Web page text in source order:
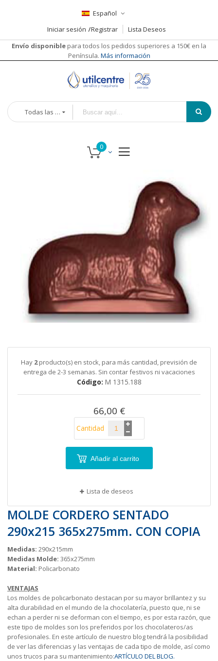
Español
Iniciar sesión
Registrar
Lista Deseos
Envío disponible para todos los pedidos superiores a 150€ en la
Península. Más información
Todas las categorías
comienzo
galería
imágenes
Hay 2producto(s) en stock, para más cantidad, previsión de
entrega de 2-3 semanas. Sin contar festivos ni vacaciones
Código M 1315.188
66,00 €
Cantidad
Añadir al carrito
Lista de deseos
MOLDE CORDERO SENTADO
290x215 365x275mm. CON COPIA
Medidas: 290x215mm
Medidas Molde: 365x275mm
Material: Policarbonato
VENTAJAS
Los moldes de policarbonato destacan por su mayor brillantez y su
alta durabilidad en el mundo de la chocolatería, puesto que, ni se
echan a perder ni se deforman con el tiempo, es por esta razón, que
este tipo de moldes son los preferidos por los chocolateros/as
profesionales. En este artículo de nuestro blog tendrá la posibilidad
de ver las diferencias y las ventajas de cada tipo de molde, así como
unos trucos para su mantenimiento:ARTÍCULO DEL BLOG.